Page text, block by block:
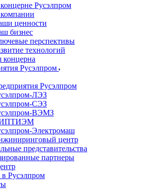
Русэлпром
ценности
бизнес
перспективы
технологий
концерна
Русэлпром
Русэлпром
ЛЭЗ
СЭЗ
ВЭМЗ
Электромаш
центр
представительства
партнеры
в Русэлпром